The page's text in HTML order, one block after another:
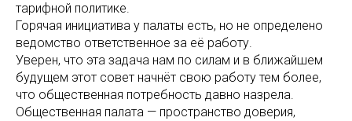
тарифной политике.
Горячая инициатива у палаты есть, но не определено
ведомство ответственное за её работу.
Уверен, что эта задача нам по силам и в ближайшем
будущем этот совет начнёт свою работу тем более,
что общественная потребность давно назрела.
Общественная палата — пространство доверия,